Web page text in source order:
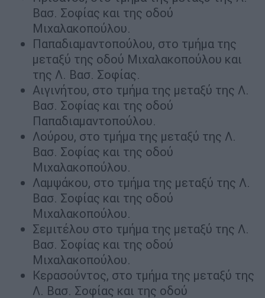
Βασ. Σοφίας και της οδού
Μιχαλακοπούλου.
Παπαδιαμαντοπούλου, στο τμήμα της
μεταξύ της οδού Μιχαλακοπούλου και
της Λ. Βασ. Σοφίας.
Αιγινήτου, στο τμήμα της μεταξύ της Λ.
Βασ. Σοφίας και της οδού
Παπαδιαμαντοπούλου.
Λούρου, στο τμήμα της μεταξύ της Λ.
Βασ. Σοφίας και της οδού
Μιχαλακοπούλου.
Λαμψάκου, στο τμήμα της μεταξύ της Λ.
Βασ. Σοφίας και της οδού
Μιχαλακοπούλου.
Σεμιτέλου στο τμήμα της μεταξύ της Λ.
Βασ. Σοφίας και της οδού
Μιχαλακοπούλου.
Κερασούντος, στο τμήμα της μεταξύ της
Λ. Βασ. Σοφίας και της οδού